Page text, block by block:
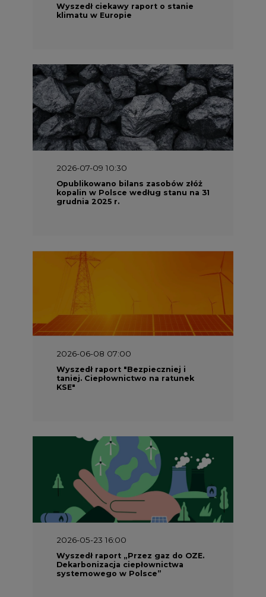
Wyszedł ciekawy raport o stanie
klimatu w Europie
2026-07-09 10:30
Opublikowano bilans zasobów złóż
kopalin w Polsce według stanu na 31
grudnia 2025 r.
2026-06-08 07:00
Wyszedł raport "Bezpieczniej i
taniej. Ciepłownictwo na ratunek
KSE"
2026-05-23 16:00
Wyszedł raport „Przez gaz do OZE.
Dekarbonizacja ciepłownictwa
systemowego w Polsce”